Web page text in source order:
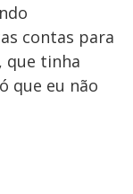
contas para
que tinha
que eu não